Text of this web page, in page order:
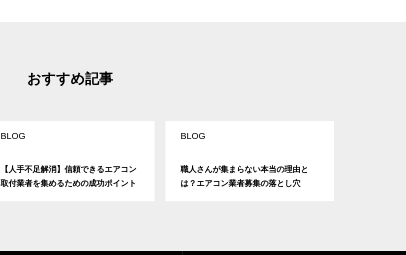
おすすめ記事
BLOG
【人手不足解消】信頼できるエアコン
取付業者を集めるための成功ポイント
BLOG
職人さんが集まらない本当の理由と
は？エアコン業者募集の落とし穴